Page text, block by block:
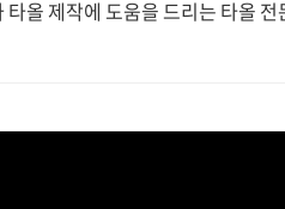
타올 제작에 도움을 드리는 타올 전